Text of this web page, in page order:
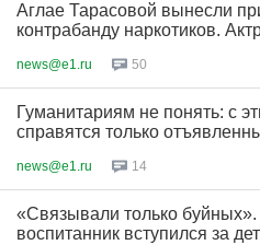
Аглае Тарасовой вынесли
контрабанду наркотиков.
news@e1.ru 50
Гуманитариям не понять: с
справятся только
news@e1.ru 14
«Связывали только
воспитанник вступился за